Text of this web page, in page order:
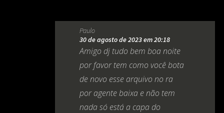
Paulo
30 de agosto de 2023 em 20:18
Amigo dj tudo bem boa noite
por favor tem como você bota
de novo esse arquivo no ra
por agente baixa e não tem
nada só está a capa do